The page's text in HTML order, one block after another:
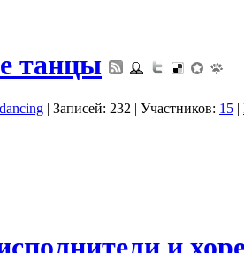
танцы
| Записей: 232 | Участников: 15 |